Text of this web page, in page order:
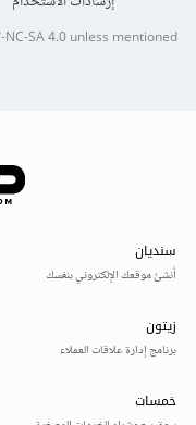
NC-SA 4.0unless mentioned